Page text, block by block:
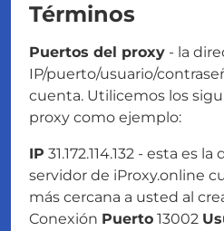
Términos
Puertos del proxy - la
IP/puerto/usuario/
cuenta. Utilicemos los
proxy como ejemplo:
IP 31.172.114.132 - esta es
servidor de iProxy.online
más cercana a usted al
Conexión Puerto 13002